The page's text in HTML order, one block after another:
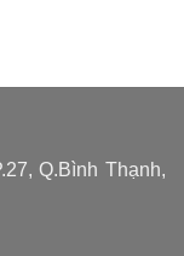
Q.Bình Thạnh,